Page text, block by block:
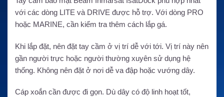
với các dòng LITE và DRIVE được hỗ trợ. Với dòng PRO
hoặc MARINE, cần kiểm tra thêm cách lắp gá.
Khi lắp đặt, nên đặt tay cầm ở vị trí dễ với tới. Vị trí này nên
gần người trực hoặc người thường xuyên sử dụng hệ
thống. Không nên đặt ở nơi dễ va đập hoặc vướng dây.
Cáp xoắn cần được đi gọn. Dù dây có độ linh hoạt tốt,